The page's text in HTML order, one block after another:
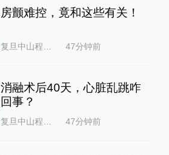
房颤难控，竟和这些有关！
复旦中山程蕾蕾 47分钟前
消融术后40天，心脏乱跳咋
回事？
47分钟前